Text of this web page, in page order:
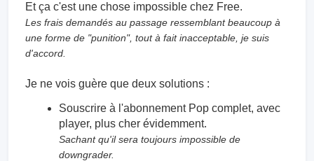
Et ça c'est une chose impossible chez Free.
Les frais demandés au passage ressemblant beaucoup à
une forme de "punition", tout à fait inacceptable, je suis
d'accord.
Je ne vois guère que deux solutions :
Souscrire à l'abonnement Pop complet, avec
player, plus cher évidemment.
Sachant qu'il sera toujours impossible de
downgrader.